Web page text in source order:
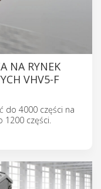
NA RYNEK
VHV5-F
do 4000 części na
1200 części.